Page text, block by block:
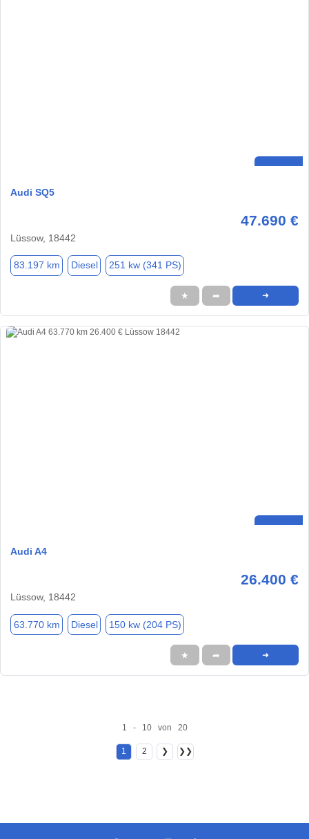
Audi SQ5
47.690 €
Lüssow, 18442
83.197 km Diesel 251 kw (341 PS)
★ ➦ ➜
Audi A4
26.400 €
Lüssow, 18442
63.770 km Diesel 150 kw (204 PS)
★ ➦ ➜
1 - 10 von 20
1 2 ❯ ❯❯